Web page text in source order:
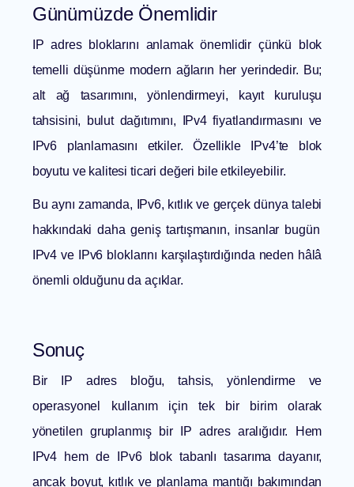
Günümüzde Önemlidir
IP adres bloklarını anlamak önemlidir çünkü blok
temelli düşünme modern ağların her yerindedir. Bu;
alt ağ tasarımını, yönlendirmeyi, kayıt kuruluşu
tahsisini, bulut dağıtımını, IPv4 fiyatlandırmasını ve
IPv6 planlamasını etkiler. Özellikle IPv4’te blok
boyutu ve kalitesi ticari değeri bile etkileyebilir.
Bu aynı zamanda,
IPv6, kıtlık ve gerçek dünya talebi
hakkındaki daha geniş tartışmanın, insanlar bugün
IPv4 ve IPv6 bloklarını karşılaştırdığında neden hâlâ
önemli olduğunu da açıklar.
Sonuç
Bir IP adres bloğu, tahsis, yönlendirme ve
operasyonel kullanım için tek bir birim olarak
yönetilen gruplanmış bir IP adres aralığıdır. Hem
IPv4 hem de IPv6 blok tabanlı tasarıma dayanır,
ancak boyut, kıtlık ve planlama mantığı bakımından